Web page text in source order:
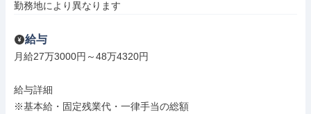
勤務地により異なります
給与
月給27万3000円～48万4320円
給与詳細
※基本給・固定残業代・一律手当の総額